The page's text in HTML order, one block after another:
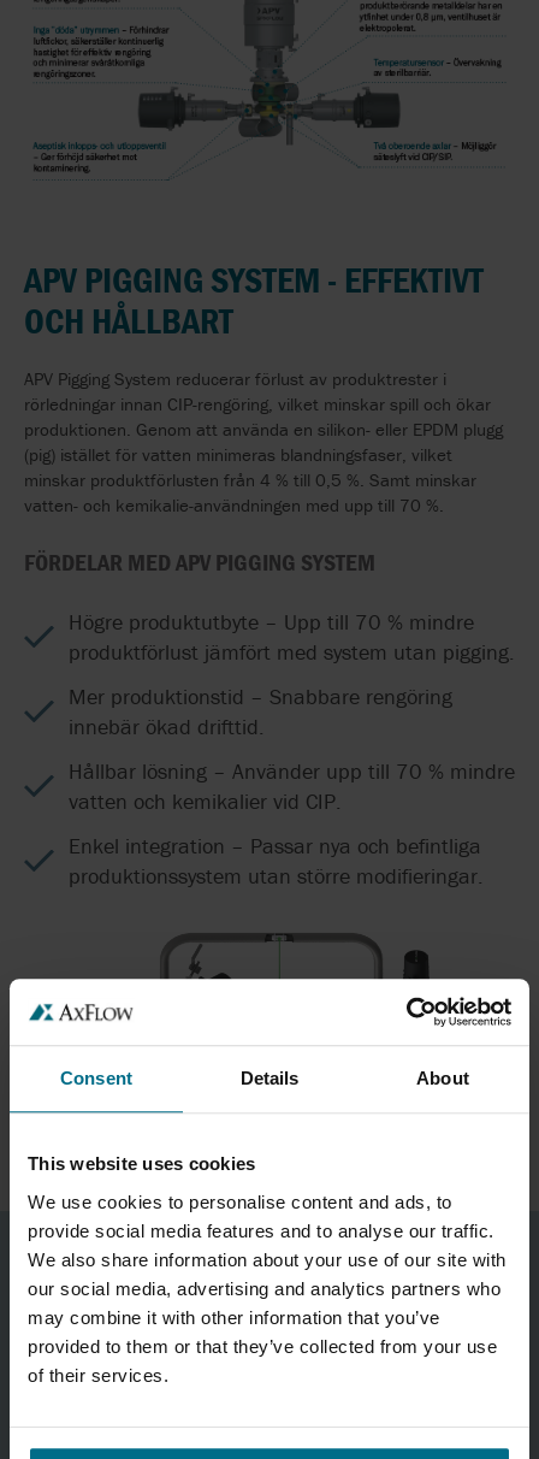
Consent Details About
This website uses cookies
We use cookies to personalise content and ads, to
provide social media features and to analyse our traffic.
We also share information about your use of our site with
our social media, advertising and analytics partners who
may combine it with other information that you’ve
provided to them or that they’ve collected from your use
of their services.
APV PIGGING SYSTEM - EFFEKTIVT
OCH HÅLLBART
APV Pigging System reducerar förlust av produktrester i
rörledningar innan CIP-rengöring, vilket minskar spill och ökar
produktionen. Genom att använda en silikon- eller EPDM plugg
(pig) istället för vatten minimeras blandningsfaser, vilket
minskar produktförlusten från 4 % till 0,5 %. Samt minskar
vatten- och kemikalie-användningen med upp till 70 %.
FÖRDELAR MED APV PIGGING SYSTEM
Högre produktutbyte – Upp till 70 % mindre
produktförlust jämfört med system utan pigging.
Mer produktionstid – Snabbare rengöring
innebär ökad drifttid.
Hållbar lösning – Använder upp till 70 % mindre
vatten och kemikalier vid CIP.
Enkel integration – Passar nya och befintliga
produktionssystem utan större modifieringar.